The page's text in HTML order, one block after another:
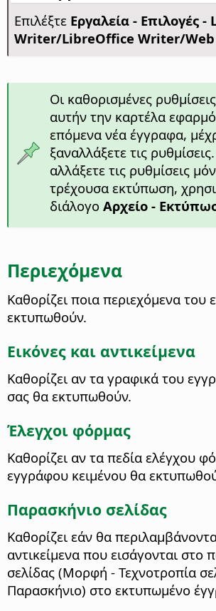
Επιλέξτε Εργαλεία - Επιλογές-
Writer/LibreOffice Writer/
Οι καθορισμένες
αυτήν την καρτέλα
επόμενα νέα έγγραφα,
ξαναλλάξετε τις
αλλάξετε τις ρυθμίσεις
τρέχουσα εκτύπωση,
διάλογο Αρχείο -
Περιεχόμενα
Καθορίζει ποια περιεχόμενα
εκτυπωθούν.
Εικόνες και αντικείμενα
Καθορίζει αν τα γραφικά του
σας θα εκτυπωθούν.
Έλεγχοι φόρμας
Καθορίζει αν τα πεδία ελέγχου
εγγράφου κειμένου θα
Παρασκήνιο σελίδας
Καθορίζει εάν θα
αντικείμενα που εισάγονται στο
σελίδας (Μορφή - Τεχνοτροπία
Παρασκήνιο) στο εκτυπωμένο